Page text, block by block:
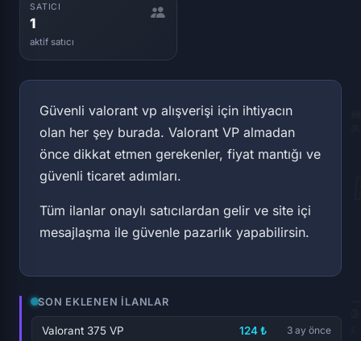
SATICI
1
aktif satıcı
Güvenli valorant vp alışverişi için ihtiyacın
olan her şey burada. Valorant VP almadan
önce dikkat etmen gerekenler, fiyat mantığı ve
güvenli ticaret adımları.
Tüm ilanlar onaylı satıcılardan gelir ve site içi
mesajlaşma ile güvenle pazarlık yapabilirsin.
SON EKLENEN İLANLAR
Valorant 375 VP 124 ₺ 3 ay önce